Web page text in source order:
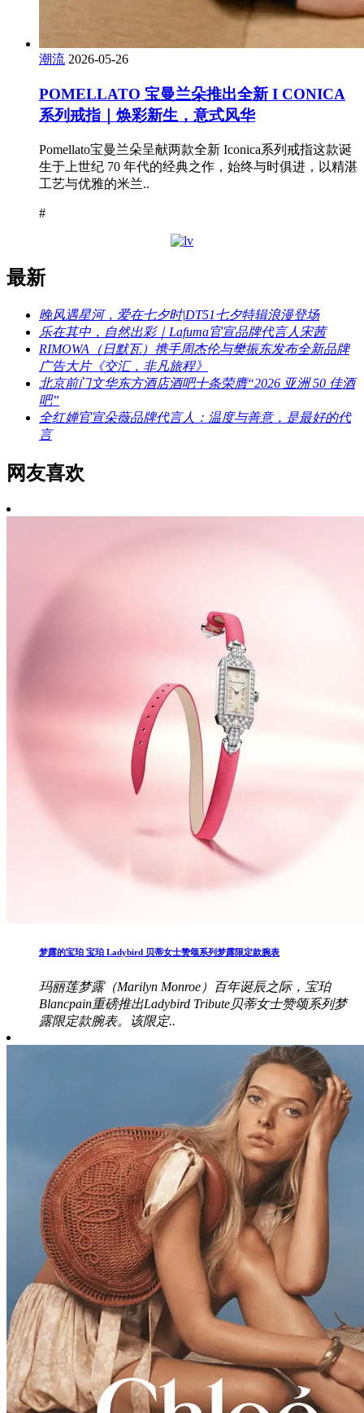
潮流 2026-05-26
POMELLATO 宝曼兰朵推出全新 I CONICA
系列戒指｜焕彩新生，意式风华
Pomellato宝曼兰朵呈献两款全新 Iconica系列戒指这款诞
生于上世纪 70 年代的经典之作，始终与时俱进，以精湛
工艺与优雅的米兰..
#
最新
晚风遇星河，爱在七夕时|DT51七夕特辑浪漫登场
乐在其中，自然出彩｜Lafuma官宣品牌代言人宋茜
RIMOWA（日默瓦）携手周杰伦与樊振东发布全新品牌
广告大片《交汇，非凡旅程》
北京前门文华东方酒店酒吧十条荣膺“2026 亚洲 50 佳酒
吧”
全红婵官宣朵薇品牌代言人：温度与善意，是最好的代
言
网友喜欢
梦露的宝珀 宝珀 Ladybird 贝蒂女士赞颂系列梦露限定款腕表
玛丽莲梦露（Marilyn Monroe）百年诞辰之际，宝珀
Blancpain重磅推出Ladybird Tribute贝蒂女士赞颂系列梦
露限定款腕表。该限定..